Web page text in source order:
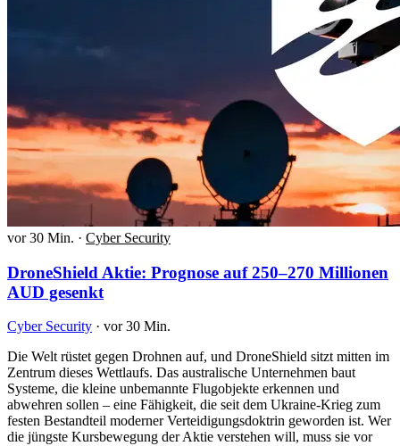
vor 30 Min. · Cyber Security
DroneShield Aktie: Prognose auf 250–270 Millionen
AUD gesenkt
Cyber Security · vor 30 Min.
Die Welt rüstet gegen Drohnen auf, und DroneShield sitzt mitten im
Zentrum dieses Wettlaufs. Das australische Unternehmen baut
Systeme, die kleine unbemannte Flugobjekte erkennen und
abwehren sollen – eine Fähigkeit, die seit dem Ukraine-Krieg zum
festen Bestandteil moderner Verteidigungsdoktrin geworden ist. Wer
die jüngste Kursbewegung der Aktie verstehen will, muss sie vor